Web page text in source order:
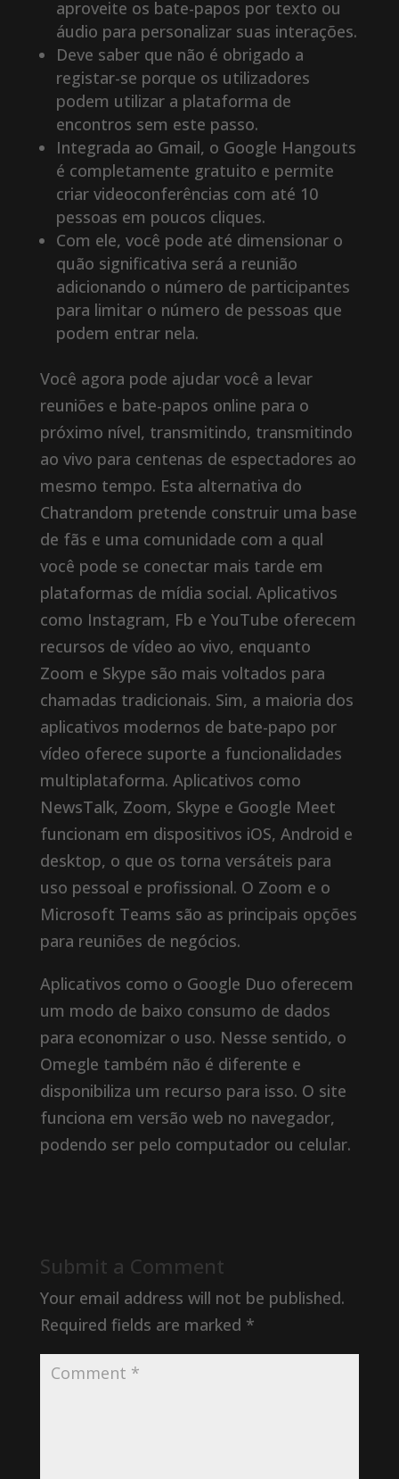
aproveite os bate-papos por texto ou
áudio para personalizar suas interações.
Deve saber que não é obrigado a
registar-se porque os utilizadores
podem utilizar a plataforma de
encontros sem este passo.
Integrada ao Gmail, o Google Hangouts
é completamente gratuito e permite
criar videoconferências com até 10
pessoas em poucos cliques.
Com ele, você pode até dimensionar o
quão significativa será a reunião
adicionando o número de participantes
para limitar o número de pessoas que
podem entrar nela.
Você agora pode ajudar você a levar
reuniões e bate-papos online para o
próximo nível, transmitindo, transmitindo
ao vivo para centenas de espectadores ao
mesmo tempo. Esta alternativa do
Chatrandom pretende construir uma base
de fãs e uma comunidade com a qual
você pode se conectar mais tarde em
plataformas de mídia social. Aplicativos
como Instagram, Fb e YouTube oferecem
recursos de vídeo ao vivo, enquanto
Zoom e Skype são mais voltados para
chamadas tradicionais. Sim, a maioria dos
aplicativos modernos de bate-papo por
vídeo oferece suporte a funcionalidades
multiplataforma. Aplicativos como
NewsTalk, Zoom, Skype e Google Meet
funcionam em dispositivos iOS, Android e
desktop, o que os torna versáteis para
uso pessoal e profissional. O Zoom e o
Microsoft Teams são as principais opções
para reuniões de negócios.
Aplicativos como o Google Duo oferecem
um modo de baixo consumo de dados
para economizar o uso. Nesse sentido, o
Omegle também não é diferente e
disponibiliza um recurso para isso. O site
funciona em versão web no navegador,
podendo ser pelo computador ou celular.
Submit a Comment
Your email address will not be published.
Required fields are marked *